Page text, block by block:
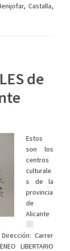
Castalla,
de
Estos
son los
centros
culturale
s de la
provincia
de
Alicante
Dirección: Carrer
LIBERTARIO